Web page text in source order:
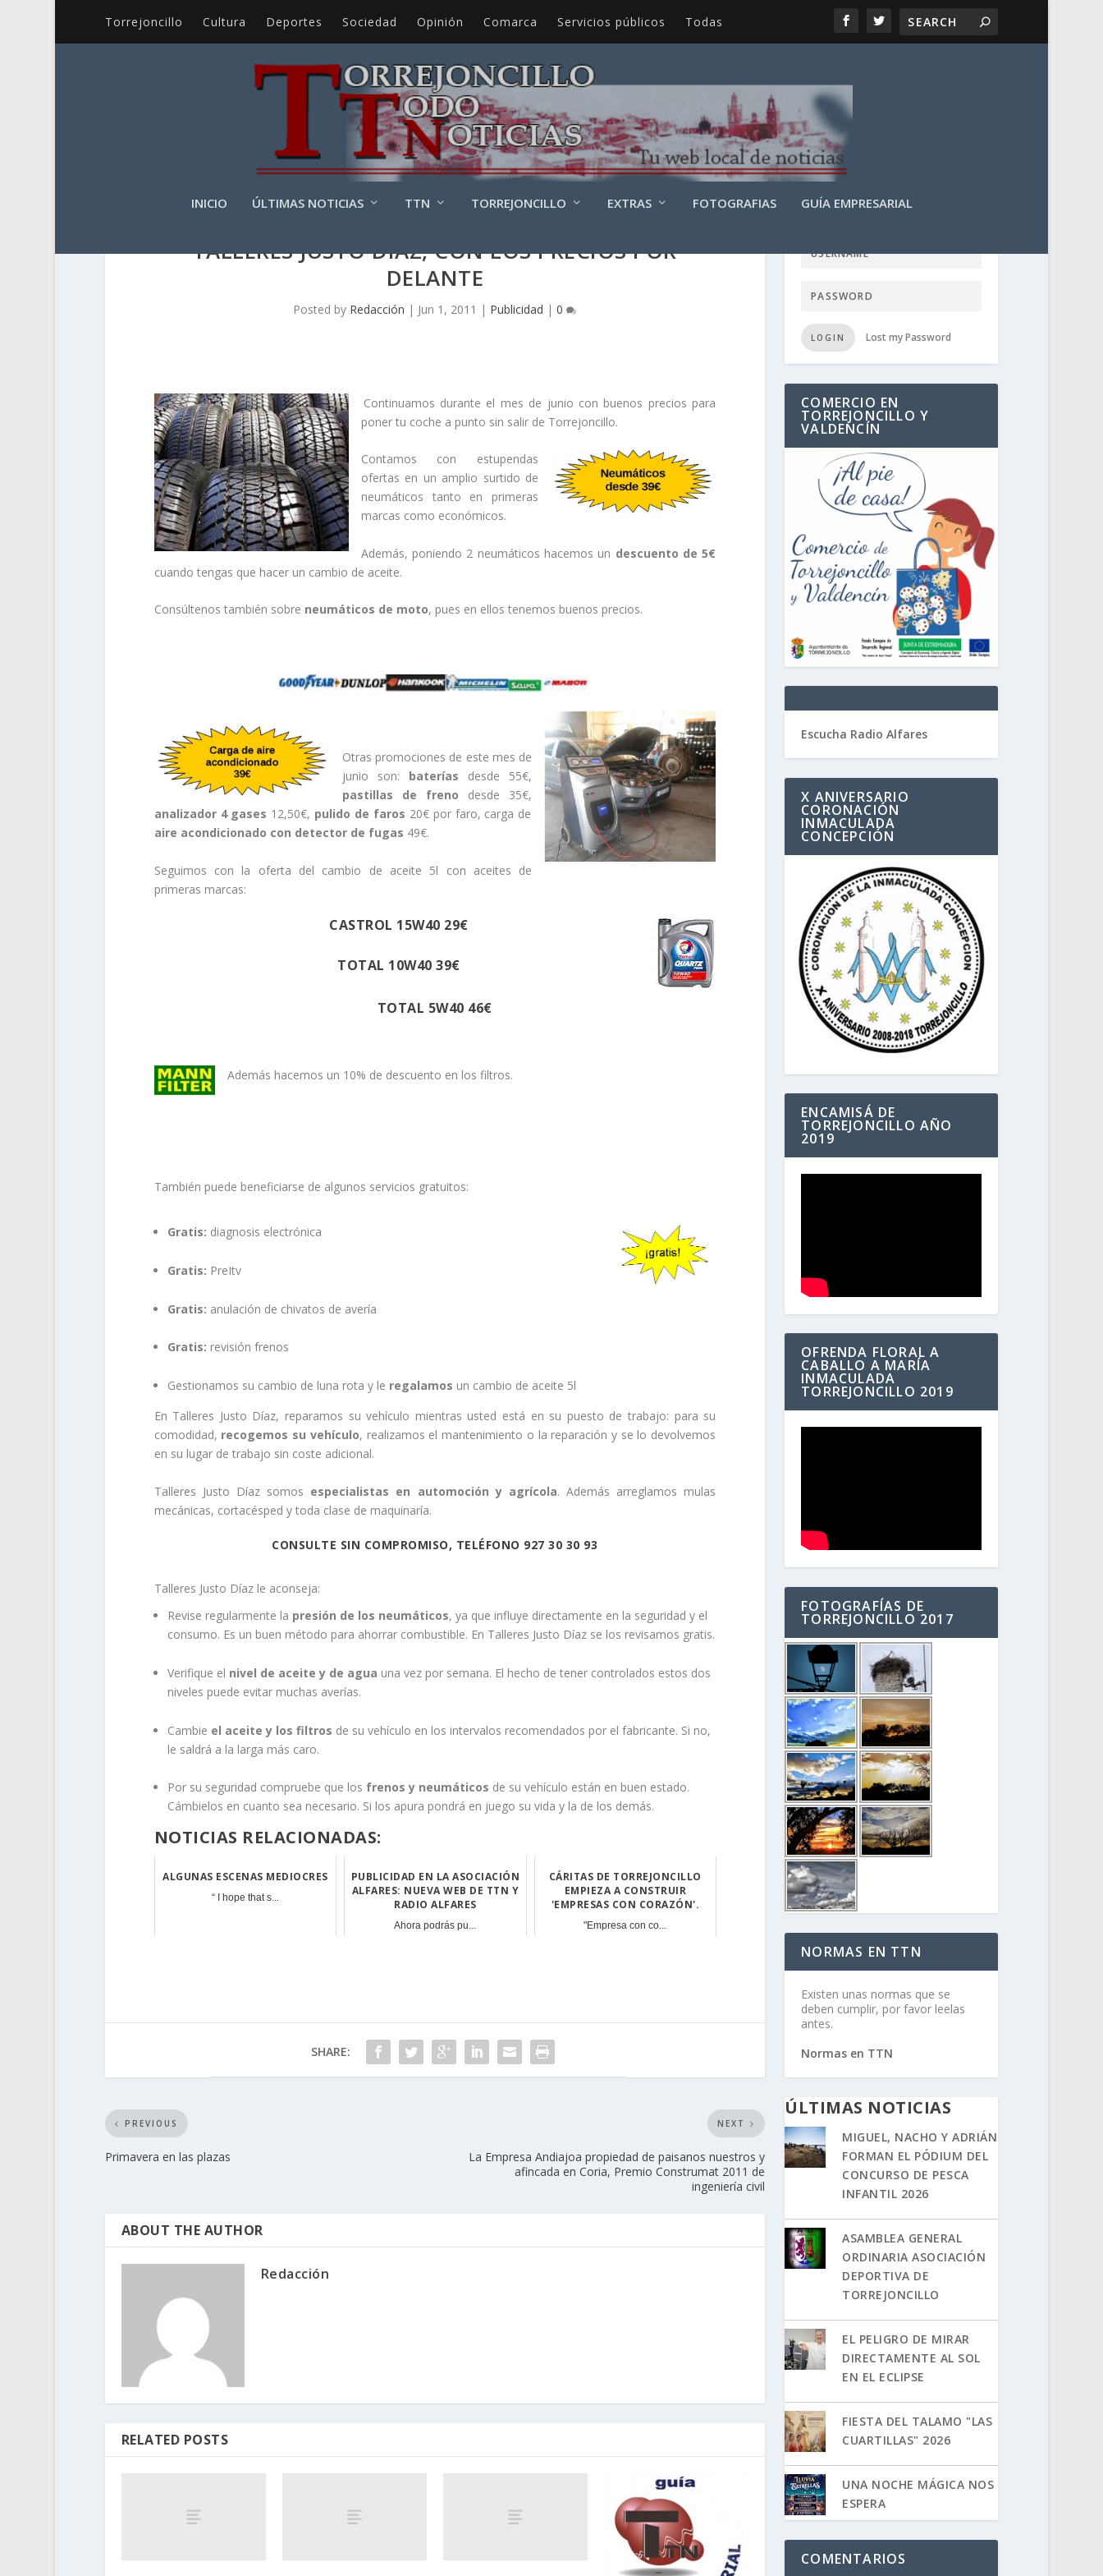
Torrejoncillo Cultura Deportes Sociedad Opinión Comarca Servicios públicos Todas
INICIO ÚLTIMAS NOTICIAS TTN TORREJONCILLO EXTRAS FOTOGRAFIAS GUÍA EMPRESARIAL
TALLERES JUSTO DÍAZ, CON LOS PRECIOS POR
DELANTE
Posted by Redacción | Jun 1, 2011 | Publicidad |0
Continuamos durante el mes de junio con buenos precios para
poner tu coche a punto sin salir de Torrejoncillo.
Contamos con estupendas
ofertas en un amplio surtido de
neumáticos tanto en primeras
marcas como económicos.
Además, poniendo 2 neumáticos hacemos un descuento de 5€
cuando tengas que hacer un cambio de aceite.
Consúltenos también sobre neumáticos de moto, pues en ellos tenemos buenos precios.
Otras promociones de este mes de
junio son: baterías desde 55€,
pastillas de freno desde 35€,
analizador 4 gases 12,50€, pulido de faros 20€ por faro, carga de
aire acondicionado con detector de fugas 49€.
Seguimos con la oferta del cambio de aceite 5l con aceites de
primeras marcas:
CASTROL 15W40 29€
TOTAL 10W40 39€
TOTAL 5W40 46€
Además hacemos un 10% de descuento en los filtros.
También puede beneficiarse de algunos servicios gratuitos:
Gratis: diagnosis electrónica
Gratis: PreItv
Gratis: anulación de chivatos de avería
Gratis: revisión frenos
Gestionamos su cambio de luna rota y le regalamos un cambio de aceite 5l
En Talleres Justo Díaz, reparamos su vehículo mientras usted está en su puesto de trabajo: para su
comodidad, recogemos su vehículo, realizamos el mantenimiento o la reparación y se lo devolvemos
en su lugar de trabajo sin coste adicional.
Talleres Justo Díaz somos especialistas en automoción y agrícola. Además arreglamos mulas
mecánicas, cortacésped y toda clase de maquinaría.
CONSULTE SIN COMPROMISO, TELÉFONO 927 30 30 93
Talleres Justo Díaz le aconseja:
Revise regularmente la presión de los neumáticos, ya que influye directamente en la seguridad y el
consumo. Es un buen método para ahorrar combustible. En Talleres Justo Díaz se los revisamos gratis.
Verifique el nivel de aceite y de agua una vez por semana. El hecho de tener controlados estos dos
niveles puede evitar muchas averías.
Cambie el aceite y los filtros de su vehículo en los intervalos recomendados por el fabricante. Si no,
le saldrá a la larga más caro.
Por su seguridad compruebe que los frenos y neumáticos de su vehículo están en buen estado.
Cámbielos en cuanto sea necesario. Si los apura pondrá en juego su vida y la de los demás.
NOTICIAS RELACIONADAS:
ALGUNAS ESCENAS MEDIOCRES
“ I hope that s...
PUBLICIDAD EN LA ASOCIACIÓN
ALFARES: NUEVA WEB DE TTN Y
RADIO ALFARES
Ahora podrás pu...
CÁRITAS DE TORREJONCILLO
EMPIEZA A CONSTRUIR
'EMPRESAS CON CORAZÓN'.
"Empresa con co...
SHARE:
PREVIOUS
Primavera en las plazas
NEXT
La Empresa Andiajoa propiedad de paisanos nuestros y
afincada en Coria, Premio Construmat 2011 de
ingeniería civil
ABOUT THE AUTHOR
Redacción
RELATED POSTS
LOGIN USER TTN
LOGIN Lost my Password
COMERCIO EN
TORREJONCILLO Y
VALDENCÍN
Escucha Radio Alfares
X ANIVERSARIO
CORONACIÓN
INMACULADA
CONCEPCIÓN
ENCAMISÁ DE
TORREJONCILLO AÑO
2019
OFRENDA FLORAL A
CABALLO A MARÍA
INMACULADA
TORREJONCILLO 2019
FOTOGRAFÍAS DE
TORREJONCILLO 2017
NORMAS EN TTN
Existen unas normas que se
deben cumplir, por favor leelas
antes.
Normas en TTN
ÚLTIMAS NOTICIAS
MIGUEL, NACHO Y ADRIÁN
FORMAN EL PÓDIUM DEL
CONCURSO DE PESCA
INFANTIL 2026
ASAMBLEA GENERAL
ORDINARIA ASOCIACIÓN
DEPORTIVA DE
TORREJONCILLO
EL PELIGRO DE MIRAR
DIRECTAMENTE AL SOL
EN EL ECLIPSE
FIESTA DEL TALAMO "LAS
CUARTILLAS" 2026
UNA NOCHE MÁGICA NOS
ESPERA
COMENTARIOS